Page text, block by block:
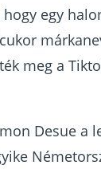
egy
meg a
Desue a